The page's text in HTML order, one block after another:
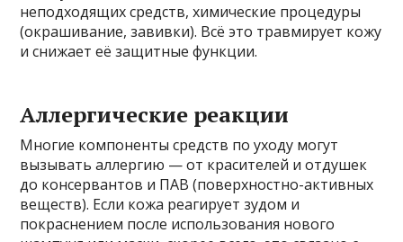
неподходящих средств, химические процедуры
(окрашивание, завивки). Всё это травмирует кожу
и снижает её защитные функции.
Аллергические реакции
Многие компоненты средств по уходу могут
вызывать аллергию — от красителей и отдушек
до консервантов и ПАВ (поверхностно-активных
веществ). Если кожа реагирует зудом и
покраснением после использования нового